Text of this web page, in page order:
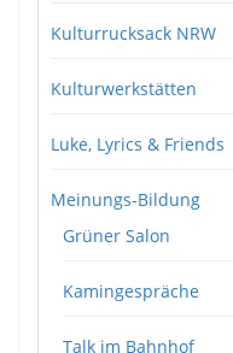
Kulturrucksack NRW
Kulturwerkstätten
Luke, Lyrics & Friends
Meinungs-Bildung
Grüner Salon
Kamingespräche
Talk im Bahnhof